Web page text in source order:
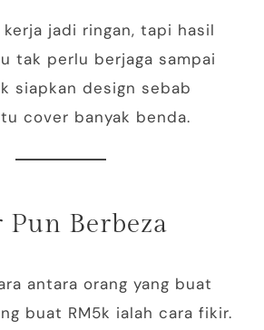
kerja jadi ringan, tapi hasil
tak perlu berjaga sampai
siapkan design sebab
cover banyak benda.
Berbeza
antara orang yang buat
buat RM5k ialah cara fikir.